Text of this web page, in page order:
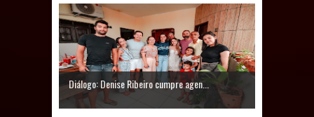
Caldas Brandão: IPMCB responde
questionamentos da vereadora
Rosângela e afirma que
parcelamentos são referentes a
Diálogo: Denise Ribeiro cumpre agen...